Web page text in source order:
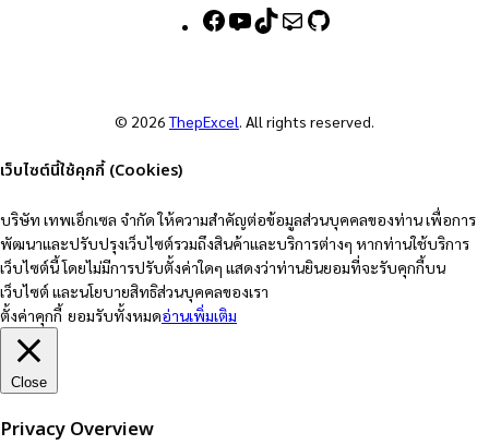
F
Y
u
T
o
M
© 2026ThepExcel. All rights reserved.
เว็บไซต์นี้ใช้คุกกี้ (Cookies)
บริษัท เทพเอ็กเซล จำกัด ให้ความสำคัญต่อข้อมูลส่วนบุคคลของท่าน เพื่อการ
พัฒนาและปรับปรุงเว็บไซต์รวมถึงสินค้าและบริการต่างๆ หากท่านใช้บริการ
เว็บไซต์นี้ โดยไม่มีการปรับตั้งค่าใดๆ แสดงว่าท่านยินยอมที่จะรับคุกกี้บน
เว็บไซต์ และนโยบายสิทธิส่วนบุคคลของเรา
ตั้งค่าคุกกี้ ยอมรับทั้งหมดอ่านเพิ่มเติม
Close
Privacy Overview